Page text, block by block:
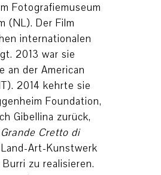
Fotografiemuseum
(NL). Der Film
internationalen
2013 war sie
an der American
2014 kehrte sie
Foundation,
Gibellina zurück,
Cretto di
Art-Kunstwerk
zu realisieren.